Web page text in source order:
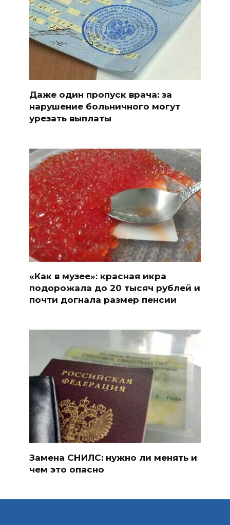
Даже один пропуск врача: за
нарушение больничного могут
урезать выплаты
«Как в музее»: красная икра
подорожала до 20 тысяч рублей и
почти догнала размер пенсии
Замена СНИЛС: нужно ли менять и
чем это опасно